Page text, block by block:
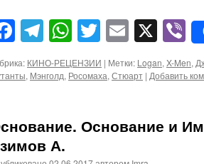
Facebook
Telegram
WhatsApp
Twitter
Email
X
КИНО-РЕЦЕНЗИИ | Метки: Logan, X-Men,
, Мэнголд, Росомаха, Стюарт | Добавить
Основание и
А.